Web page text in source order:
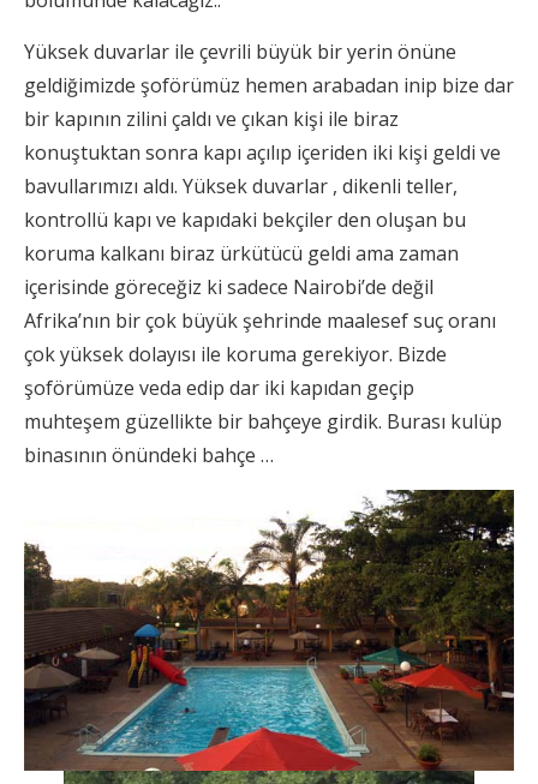
Yüksek duvarlar ile çevrili büyük bir yerin önüne
geldiğimizde şoförümüz hemen arabadan inip bize dar
bir kapının zilini çaldı ve çıkan kişi ile biraz
konuştuktan sonra kapı açılıp içeriden iki kişi geldi ve
bavullarımızı aldı. Yüksek duvarlar , dikenli teller,
kontrollü kapı ve kapıdaki bekçiler den oluşan bu
koruma kalkanı biraz ürkütücü geldi ama zaman
içerisinde göreceğiz ki sadece Nairobi’de değil
Afrika’nın bir çok büyük şehrinde maalesef suç oranı
çok yüksek dolayısı ile koruma gerekiyor. Bizde
şoförümüze veda edip dar iki kapıdan geçip
muhteşem güzellikte bir bahçeye girdik. Burası kulüp
binasının önündeki bahçe …